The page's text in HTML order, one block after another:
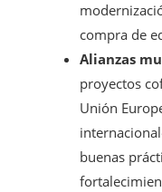
compra de
Alianzas
proyectos
Unión
buenas